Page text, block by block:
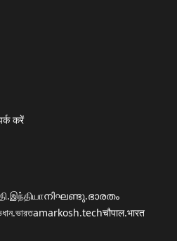
करें
നിഘണ്ടു.ഭാരതം
amarkosh.techचौपाल.भारत